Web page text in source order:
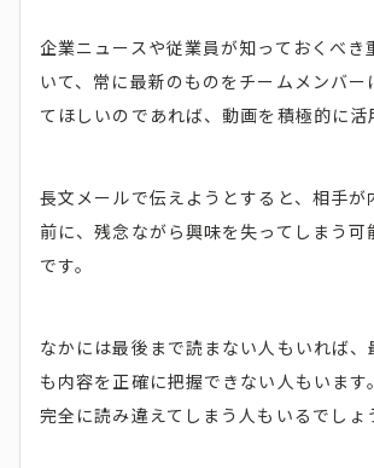
企業ニュースや従業員が知っておくべき
いて、常に最新のものをチームメンバー
てほしいのであれば、動画を積極的に活
長文メールで伝えようとすると、相手が
前に、残念ながら興味を失ってしまう可
です。
なかには最後まで読まない人もいれば、
も内容を正確に把握できない人もいます
完全に読み違えてしまう人もいるでしょ